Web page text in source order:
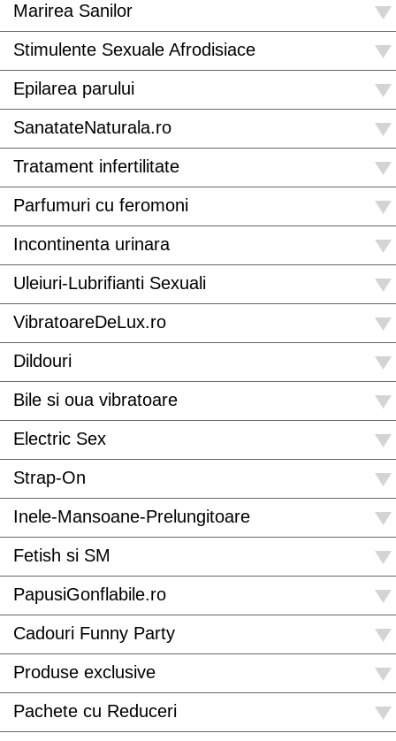
Marirea Sanilor
Stimulente Sexuale Afrodisiace
Epilarea parului
SanatateNaturala.ro
Tratament infertilitate
Parfumuri cu feromoni
Incontinenta urinara
Uleiuri-Lubrifianti Sexuali
VibratoareDeLux.ro
Dildouri
Bile si oua vibratoare
Electric Sex
Strap-On
Inele-Mansoane-Prelungitoare
Fetish si SM
PapusiGonflabile.ro
Cadouri Funny Party
Produse exclusive
Pachete cu Reduceri